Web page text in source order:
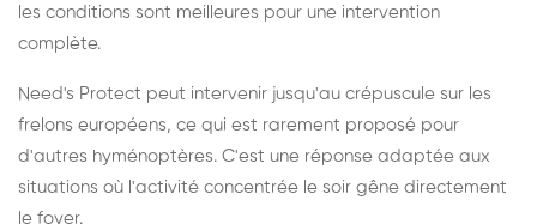
les conditions sont meilleures pour une intervention
complète.
Need's Protect peut intervenir jusqu'au crépuscule sur les
frelons européens, ce qui est rarement proposé pour
d'autres hyménoptères. C'est une réponse adaptée aux
situations où l'activité concentrée le soir gêne directement
le foyer.